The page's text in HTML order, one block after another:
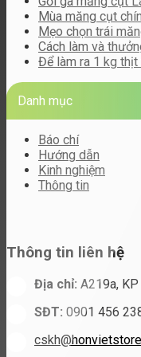
Mùa măng cụt chín
Mẹo chọn trái
Cách làm và
Để làm ra 1 kg
Danh mục
Báo chí
Hướng dẫn
Kinh nghiệm
Thông tin
Thông tin liên hệ
Địa chỉ: A219a, KP
SĐT: 0901 456